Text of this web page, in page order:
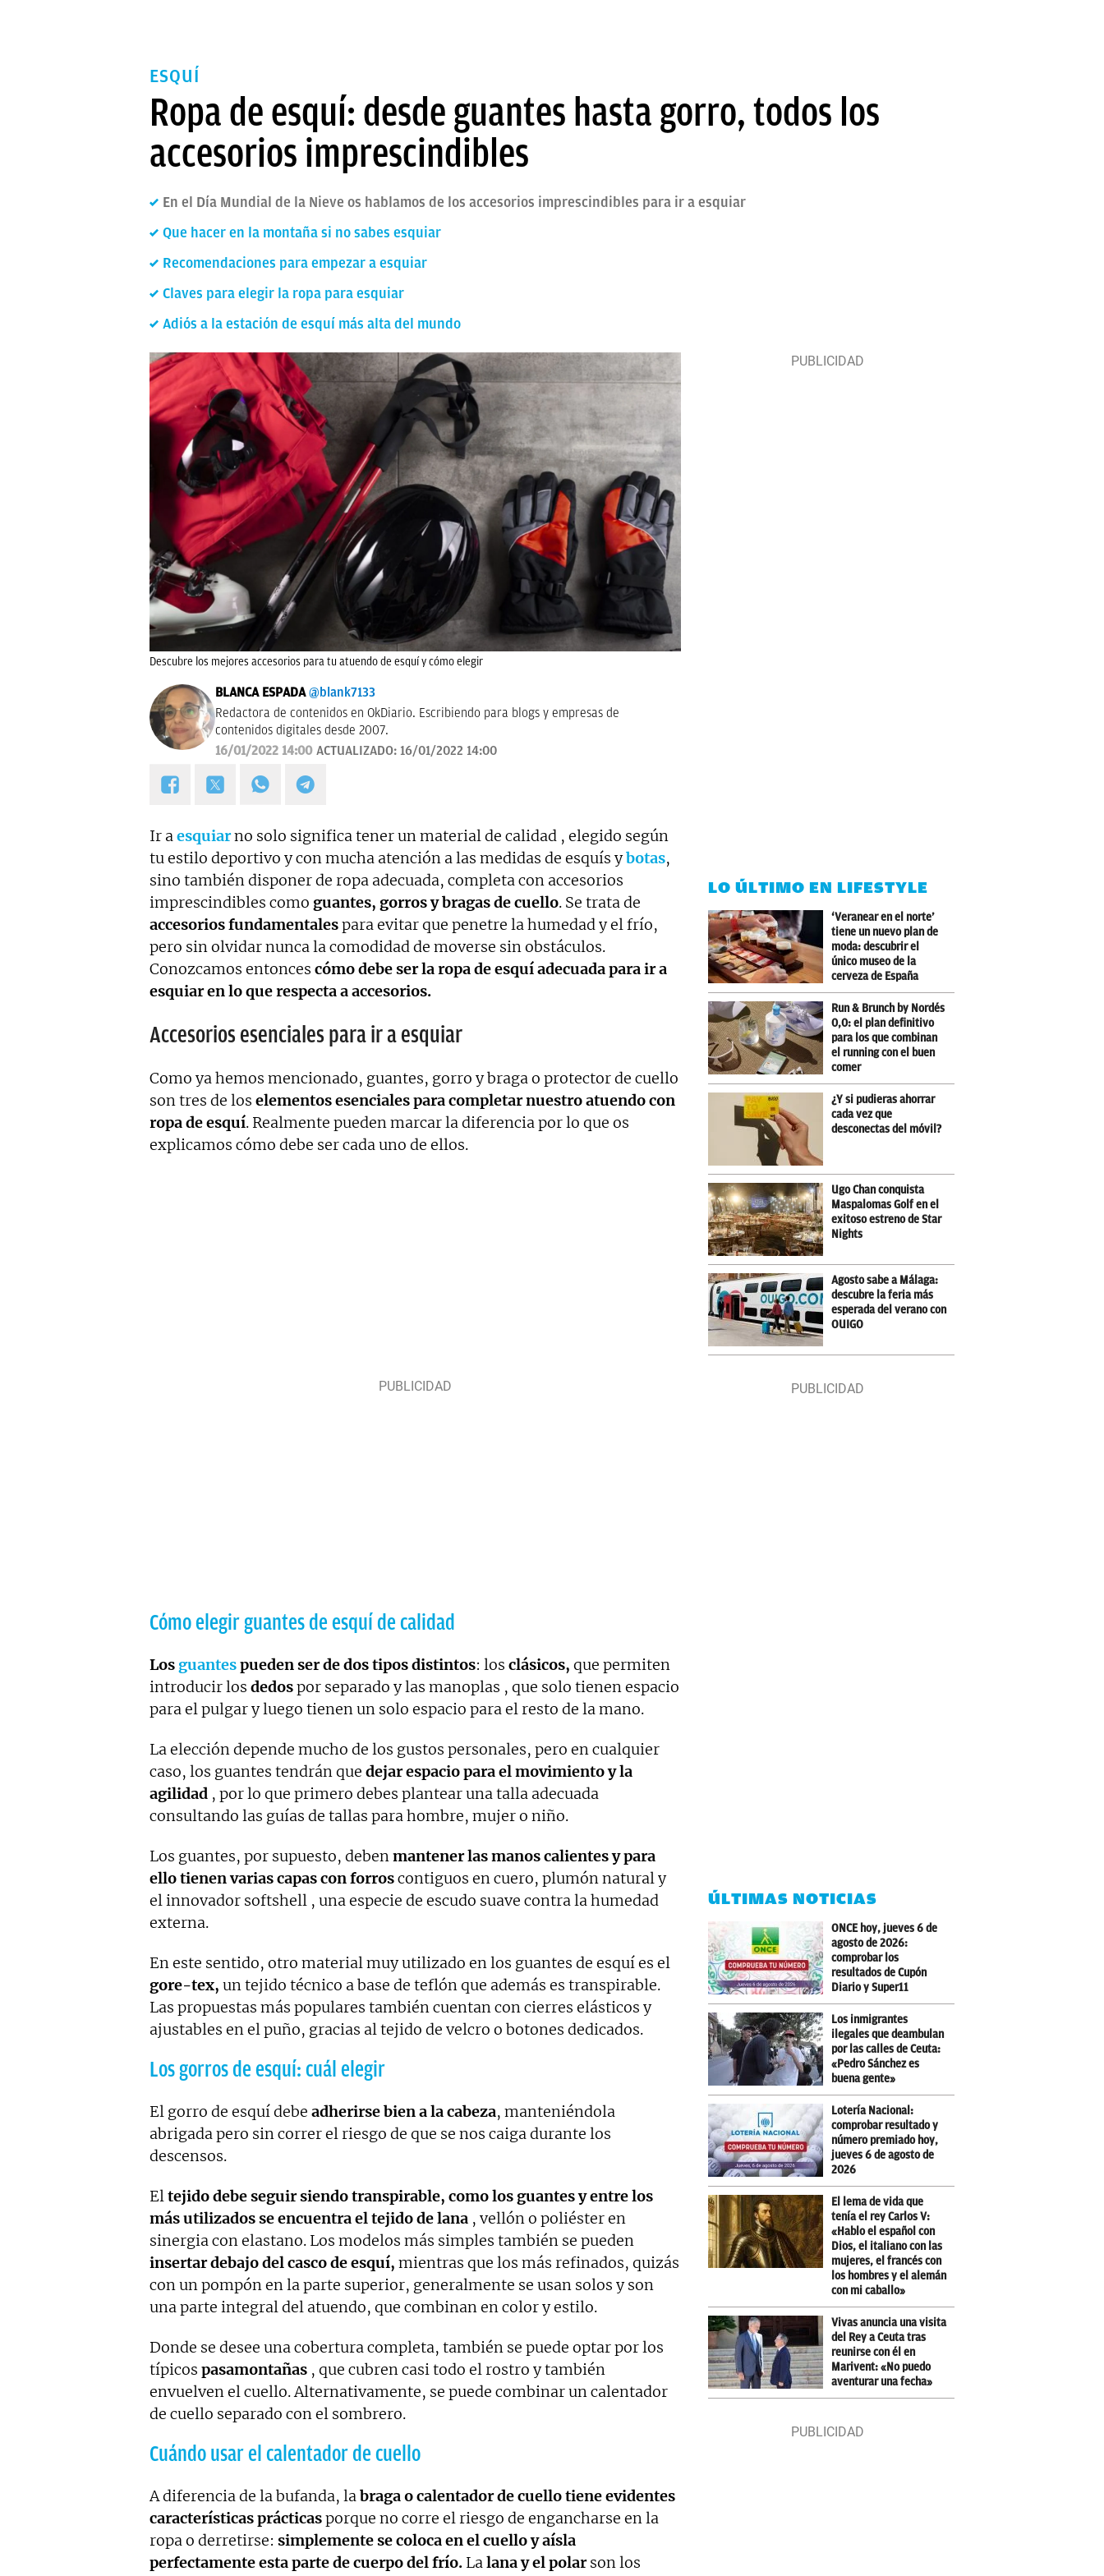
ESQUÍ
Ropa de esquí: desde guantes hasta gorro, todos los
accesorios imprescindibles
En el Día Mundial de la Nieve os hablamos de los accesorios imprescindibles para ir a esquiar
Que hacer en la montaña si no sabes esquiar
Recomendaciones para empezar a esquiar
Claves para elegir la ropa para esquiar
Adiós a la estación de esquí más alta del mundo
Descubre los mejores accesorios para tu atuendo de esquí y cómo elegir
BLANCA ESPADA @blank7133
Redactora de contenidos en OkDiario. Escribiendo para blogs y empresas de
contenidos digitales desde 2007.
16/01/2022 14:00 ACTUALIZADO: 16/01/2022 14:00
Ir aesquiarno solo significa tener un material de calidad , elegido según
tu estilo deportivo y con mucha atención a las medidas de esquís ybotas,
sino también disponer de ropa adecuada, completa con accesorios
imprescindibles como guantes, gorros y bragas de cuello. Se trata de
accesorios fundamentalespara evitar que penetre la humedad y el frío,
pero sin olvidar nunca la comodidad de moverse sin obstáculos.
Conozcamos entonces cómo debe ser la ropa de esquí adecuada para ir a
esquiar en lo que respecta a accesorios.
Accesorios esenciales para ir a esquiar
Como ya hemos mencionado, guantes, gorro y braga o protector de cuello
son tres de los elementos esenciales para completar nuestro atuendo con
ropa de esquí. Realmente pueden marcar la diferencia por lo que os
explicamos cómo debe ser cada uno de ellos.
Cómo elegir guantes de esquí de calidad
Los guantespueden ser de dos tipos distintos: los clásicos, que permiten
introducir los dedospor separado y las manoplas , que solo tienen espacio
para el pulgar y luego tienen un solo espacio para el resto de la mano.
La elección depende mucho de los gustos personales, pero en cualquier
caso, los guantes tendrán que dejar espacio para el movimiento y la
agilidad , por lo que primero debes plantear una talla adecuada
consultando las guías de tallas para hombre, mujer o niño.
Los guantes, por supuesto, debenmantener las manos calientes y para
ello tienen varias capas con forroscontiguos en cuero, plumón natural y
el innovador softshell , una especie de escudo suave contra la humedad
externa.
En este sentido, otro material muy utilizado en los guantes de esquí es el
gore-tex, un tejido técnico a base de teflón que además es transpirable.
Las propuestas más populares también cuentan con cierres elásticos y
ajustables en el puño, gracias al tejido de velcro o botones dedicados.
Los gorros de esquí: cuál elegir
El gorro de esquí debe adherirse bien a la cabeza, manteniéndola
abrigada pero sin correr el riesgo de que se nos caiga durante los
descensos.
Eltejido debe seguir siendo transpirable, como los guantes y entre los
más utilizados se encuentra el tejido de lana , vellón o poliéster en
sinergia con elastano. Los modelos más simples también se pueden
insertar debajo del casco de esquí, mientras que los más refinados, quizás
con un pompón en la parte superior, generalmente se usan solos y son
una parte integral del atuendo, que combinan en color y estilo.
Donde se desee una cobertura completa, también se puede optar por los
típicos pasamontañas , que cubren casi todo el rostro y también
envuelven el cuello. Alternativamente, se puede combinar un calentador
de cuello separado con el sombrero.
Cuándo usar el calentador de cuello
A diferencia de la bufanda, labraga o calentador de cuello tiene evidentes
características prácticasporque no corre el riesgo de engancharse en la
ropa o derretirse: simplemente se coloca en el cuello y aísla
perfectamente esta parte de cuerpo del frío. Lalana y el polarson los
LO ÚLTIMO EN LIFESTYLE
‘Veranear en el norte’
tiene un nuevo plan de
moda: descubrir el
único museo de la
cerveza de España
Run & Brunch by Nordés
0,0: el plan definitivo
para los que combinan
el running con el buen
comer
¿Y si pudieras ahorrar
cada vez que
desconectas del móvil?
Ugo Chan conquista
Maspalomas Golf en el
exitoso estreno de Star
Nights
Agosto sabe a Málaga:
descubre la feria más
esperada del verano con
OUIGO
ÚLTIMAS NOTICIAS
ONCE hoy, jueves 6 de
agosto de 2026:
comprobar los
resultados de Cupón
Diario y Super11
Los inmigrantes
ilegales que deambulan
por las calles de Ceuta:
«Pedro Sánchez es
buena gente»
Lotería Nacional:
comprobar resultado y
número premiado hoy,
jueves 6 de agosto de
2026
El lema de vida que
tenía el rey Carlos V:
«Hablo el español con
Dios, el italiano con las
mujeres, el francés con
los hombres y el alemán
con mi caballo»
Vivas anuncia una visita
del Rey a Ceuta tras
reunirse con él en
Marivent: «No puedo
aventurar una fecha»